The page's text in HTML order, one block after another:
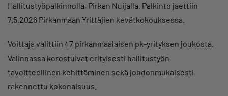
Hallitustyöpalkinnolla, Pirkan Nuijalla. Palkinto jaettiin
7.5.2026 Pirkanmaan Yrittäjien kevätkokouksessa.
Voittaja valittiin 47 pirkanmaalaisen pk-yrityksen joukosta.
Valinnassa korostuivat erityisesti hallitustyön
tavoitteellinen kehittäminen sekä johdonmukaisesti
rakennettu kokonaisuus.